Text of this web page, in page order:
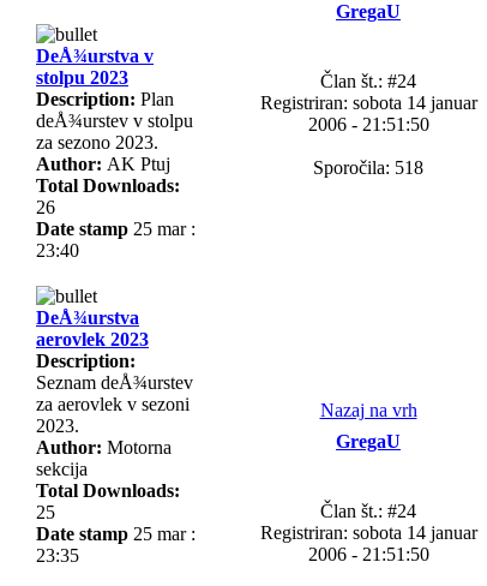
DeÅ¾urstva v
stolpu 2023
Description: Plan
deÅ¾urstev v stolpu
za sezono 2023.
Author: AK Ptuj
Total Downloads:
26
Date stamp 25 mar :
23:40
DeÅ¾urstva
aerovlek 2023
Description:
Seznam deÅ¾urstev
za aerovlek v sezoni
2023.
Author: Motorna
sekcija
Total Downloads:
25
Date stamp 25 mar :
23:35
GregaU
Član št.: #24
Registriran: sobota 14 januar
2006 - 21:51:50
Sporočila: 518
Nazaj na vrh
GregaU
Član št.: #24
Registriran: sobota 14 januar
2006 - 21:51:50